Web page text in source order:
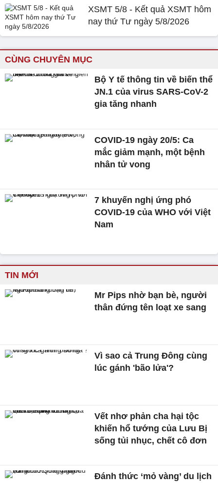
XSMT 5/8 - Kết quả XSMT hôm
nay thứ Tư ngày 5/8/2026
CÙNG CHUYÊN MỤC
Bộ Y tế thông tin về biến thể
JN.1 của virus SARS-CoV-2
gia tăng nhanh
COVID-19 ngày 20/5: Ca
mắc giảm mạnh, một bệnh
nhân tử vong
7 khuyến nghị ứng phó
COVID-19 của WHO với Việt
Nam
TIN MỚI
Mr Pips nhờ bạn bè, người
thân đứng tên loạt xe sang
Vì sao cả Trung Đông cùng
lúc gánh 'bão lửa'?
Vết nhơ phản cha hại tộc
khiến hổ tướng của Lưu Bị
sống tủi nhục, chết cô đơn
Đánh thức ‘mỏ vàng’ du lịch